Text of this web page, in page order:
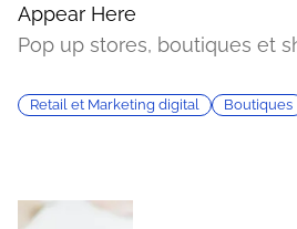
Appear Here
Pop up stores, boutiques et
Retail et Marketing digital Boutiques